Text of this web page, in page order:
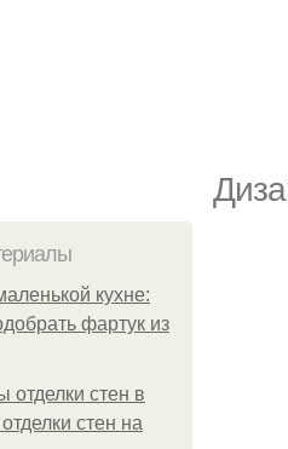
кухне:
фартук из
отделки стен в
стен на